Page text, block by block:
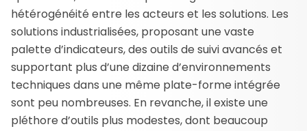
hétérogénéité entre les acteurs et les solutions. Les
solutions industrialisées, proposant une vaste
palette d’indicateurs, des outils de suivi avancés et
supportant plus d’une dizaine d’environnements
techniques dans une même plate-forme intégrée
sont peu nombreuses. En revanche, il existe une
pléthore d’outils plus modestes, dont beaucoup